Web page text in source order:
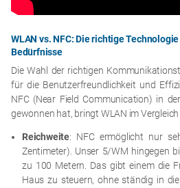
WLAN vs. NFC: Die richtige
Bedürfnisse
Die Wahl der richtigen
für die Benutzerfreundlichkeit und
NFC (Near Field Communication) in
gewonnen hat, bringt WLAN im
Reichweite: NFC ermöglicht nur
Zentimeter). Unser 5/WM hingegen
zu 100 Metern. Das gibt einem die
Haus zu steuern, ohne ständig in